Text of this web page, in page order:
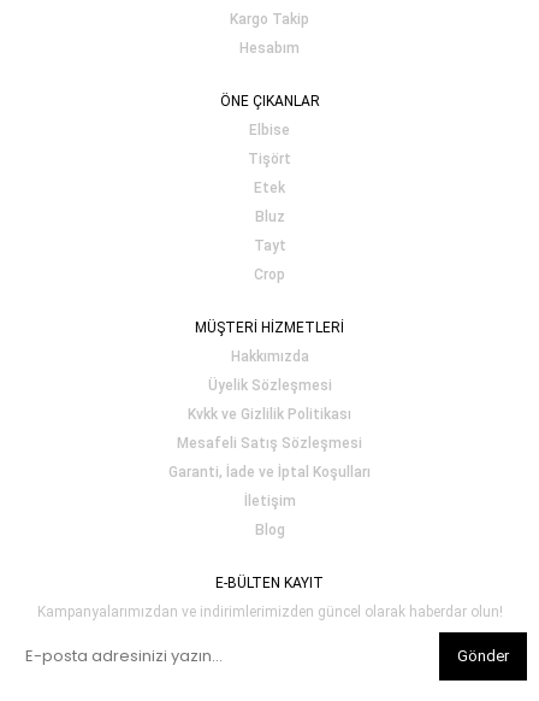
Kargo Takip
Hesabım
ÖNE ÇIKANLAR
Elbise
Tişört
Etek
Bluz
Tayt
Crop
MÜŞTERİ HİZMETLERİ
Hakkımızda
Üyelik Sözleşmesi
Kvkk ve Gizlilik Politikası
Mesafeli Satış Sözleşmesi
Garanti, İade ve İptal Koşulları
İletişim
Blog
E-BÜLTEN KAYIT
Kampanyalarımızdan ve indirimlerimizden güncel olarak haberdar olun!
Gönder